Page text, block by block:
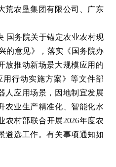
荒农垦集团有限公司、广东
国务院关于锚定农业农村现
的意见》，落实《国务院办
放推动新场景大规模应用的
用行动实施方案》等文件部
人应用场景，因地制宜发展
农业生产精准化、智能化水
农村部联合开展2026年度农
遴选工作。有关事项通知如